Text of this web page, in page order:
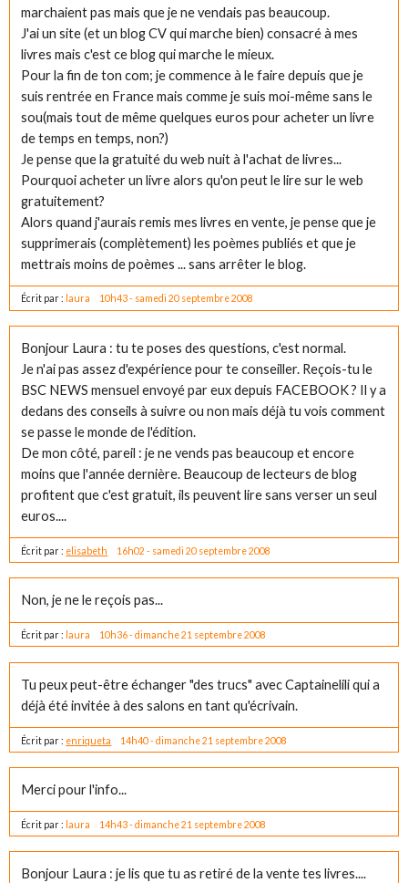
marchaient pas mais que je ne vendais pas beaucoup.
J'ai un site (et un blog CV qui marche bien) consacré à mes
livres mais c'est ce blog qui marche le mieux.
Pour la fin de ton com; je commence à le faire depuis que je
suis rentrée en France mais comme je suis moi-même sans le
sou(mais tout de même quelques euros pour acheter un livre
de temps en temps, non?)
Je pense que la gratuité du web nuit à l'achat de livres...
Pourquoi acheter un livre alors qu'on peut le lire sur le web
gratuitement?
Alors quand j'aurais remis mes livres en vente, je pense que je
supprimerais (complètement) les poèmes publiés et que je
mettrais moins de poèmes ... sans arrêter le blog.
Écrit par : laura 10h43- samedi 20 septembre 2008
Bonjour Laura : tu te poses des questions, c'est normal.
Je n'ai pas assez d'expérience pour te conseiller. Reçois-tu le
BSC NEWS mensuel envoyé par eux depuis FACEBOOK ? Il y a
dedans des conseils à suivre ou non mais déjà tu vois comment
se passe le monde de l'édition.
De mon côté, pareil : je ne vends pas beaucoup et encore
moins que l'année dernière. Beaucoup de lecteurs de blog
profitent que c'est gratuit, ils peuvent lire sans verser un seul
euros....
Écrit par : elisabeth 16h02 - samedi 20 septembre 2008
Non, je ne le reçois pas...
Écrit par : laura 10h36-dimanche 21 septembre 2008
Tu peux peut-être échanger "des trucs" avec Captainelili qui a
déjà été invitée à des salons en tant qu'écrivain.
Écrit par : enriqueta 14h40-dimanche 21 septembre 2008
Merci pour l'info...
Écrit par : laura 14h43-dimanche 21 septembre 2008
Bonjour Laura : je lis que tu as retiré de la vente tes livres....